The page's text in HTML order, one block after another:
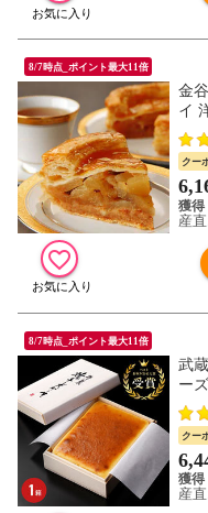
8/7時点_ポイント最大11倍
金
イ
デ
イ
り
クー
産
8/7時点_ポイント最大11倍
武
ー
ト
ーツ
クー
産